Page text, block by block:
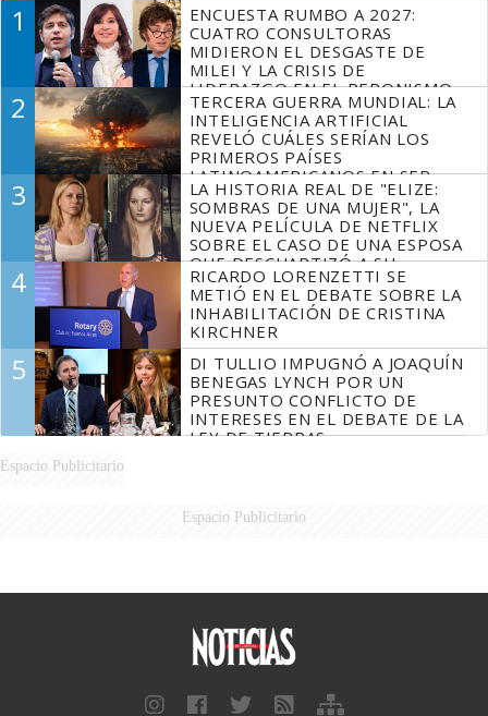
1
ENCUESTA RUMBO A 2027:
CUATRO CONSULTORAS
MIDIERON EL DESGASTE DE
MILEI Y LA CRISIS DE
LIDERAZGO EN EL PERONISMO
2
TERCERA GUERRA MUNDIAL: LA
INTELIGENCIA ARTIFICIAL
REVELÓ CUÁLES SERÍAN LOS
PRIMEROS PAÍSES
LATINOAMERICANOS EN SER
DERROTADOS
3
LA HISTORIA REAL DE "ELIZE:
SOMBRAS DE UNA MUJER", LA
NUEVA PELÍCULA DE NETFLIX
SOBRE EL CASO DE UNA ESPOSA
QUE DESCUARTIZÓ A SU
MARIDO
4
RICARDO LORENZETTI SE
METIÓ EN EL DEBATE SOBRE LA
INHABILITACIÓN DE CRISTINA
KIRCHNER
5
DI TULLIO IMPUGNÓ A JOAQUÍN
BENEGAS LYNCH POR UN
PRESUNTO CONFLICTO DE
INTERESES EN EL DEBATE DE LA
LEY DE TIERRAS
Espacio Publicitario
Espacio Publicitario